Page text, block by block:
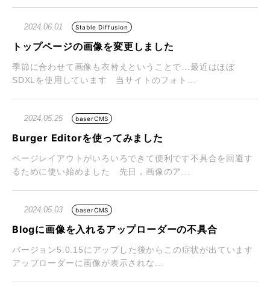
2024.06.01 Stable Diffusion
トップページの画像を変更しました
季節に合わせて画像も衣替えということで…最近はほぼ
SDXLを使用しています 当サイトのフォト...
2024.05.25 baserCMS
Burger Editorを使ってみました
ページレイアウトがいろいろできて便利です不具合を回避す
るために使い始めました 先日，画像のア...
2024.05.03 baserCMS
Blogに画像を入れるアップローダーの不具合
バージョン5.0.15にアップした後からこの症状が出ています
アップローダーに画像が表示されな...